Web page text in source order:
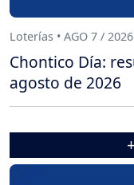
Loterías • AGO 7 / 2026
Chontico Día:
agosto de 2026